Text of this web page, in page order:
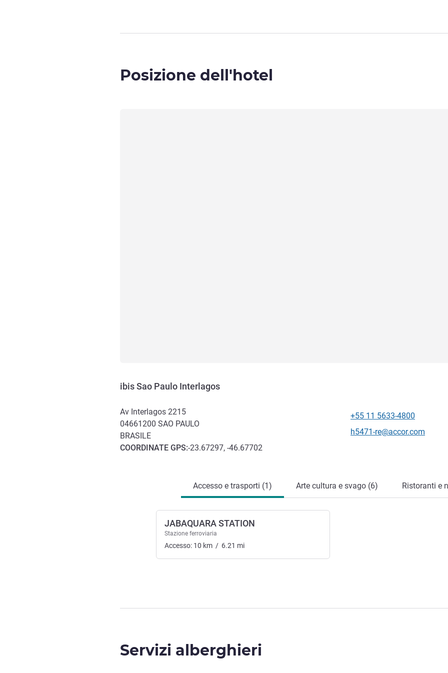
Posizione dell'hotel
ibis Sao Paulo Interlagos
Av Interlagos 2215
04661200 SAO PAULO
BRASILE
COORDINATE GPS:-23.67297, -46.67702
Telefono
+55 11 5633-4800
E-mail di contatto
h5471-re@accor.com
Accesso e trasporti (1) Arte cultura e svago (6) Ristoranti e
JABAQUARA STATION
Stazione ferroviaria
Accesso: 10 km / 6.21 mi
Servizi alberghieri